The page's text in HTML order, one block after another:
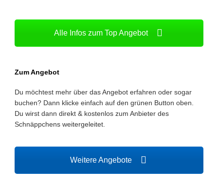
Alle Infos zum Top Angebot
Zum Angebot
Du möchtest mehr über das Angebot erfahren oder sogar
buchen? Dann klicke einfach auf den grünen Button oben.
Du wirst dann direkt & kostenlos zum Anbieter des
Schnäppchens weitergeleitet.
Weitere Angebote